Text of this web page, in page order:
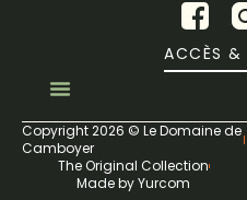
ACCÈS
Copyright 2026 © Le Domaine de
Camboyer
The Original Collection
Made by Yurcom